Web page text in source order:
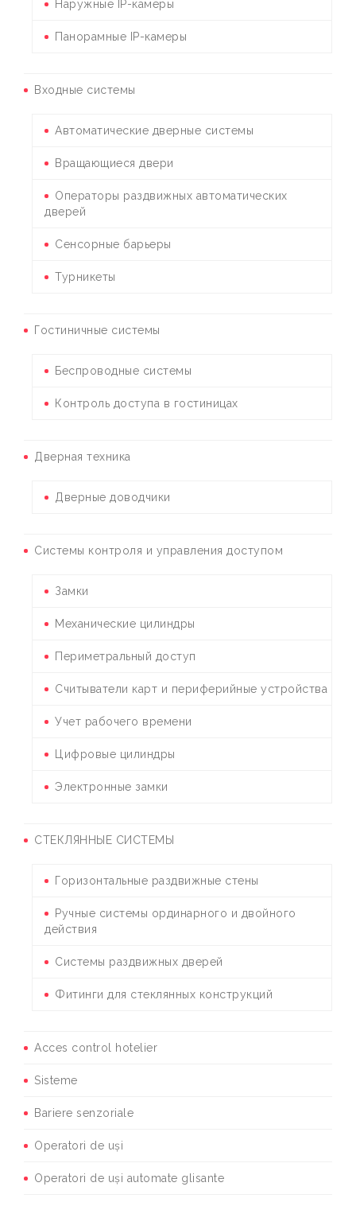
Наружные IP-камеры
Панорамные IP-камеры
Входные системы
Автоматические дверные системы
Вращающиеся двери
Операторы раздвижных автоматических
дверей
Сенсорные барьеры
Турникеты
Гостиничные системы
Беспроводные системы
Контроль доступа в гостиницах
Дверная техника
Дверные доводчики
Системы контроля и управления доступом
Замки
Механические цилиндры
Периметральный доступ
Считыватели карт и периферийные устройства
Учет рабочего времени
Цифровые цилиндры
Электронные замки
СТЕКЛЯННЫЕ СИСТЕМЫ
Горизонтальные раздвижные стены
Ручные системы ординарного и двойного
действия
Системы раздвижных дверей
Фитинги для стеклянных конструкций
Acces control hotelier
Sisteme
Bariere senzoriale
Operatori de uși
Operatori de uși automate glisante